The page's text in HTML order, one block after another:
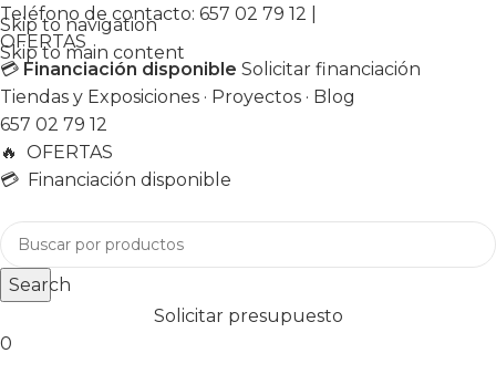
Skip to navigation
Skip to main content
Teléfono de contacto: 657 02 79 12
OFERTAS
💳 Financiación disponible Solicitar financiación
Tiendas y Exposiciones · Proyectos · Blog
657 02 79 12
🔥 OFERTAS
💳 Financiación disponible
Search
Solicitar presupuesto
0